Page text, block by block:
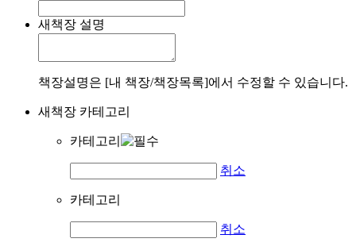
새책장 설명
책장설명은 [내 책장/책장목록]에서 수정할 수 있습니다.
새책장 카테고리
카테고리
취소
카테고리
취소